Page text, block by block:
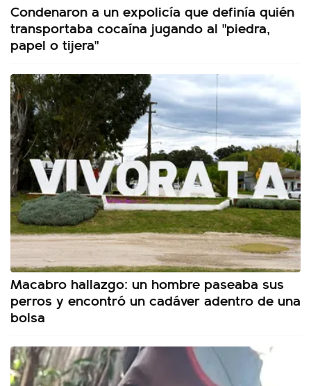
Condenaron a un expolicía que definía quién
transportaba cocaína jugando al "piedra,
papel o tijera"
Macabro hallazgo: un hombre paseaba sus
perros y encontró un cadáver adentro de una
bolsa